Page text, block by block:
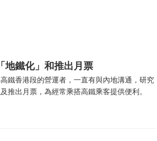
地鐵化」和推出月票
鐵香港段的營運者，一直有與內地溝通，研究
推出月票，為經常乘搭高鐵乘客提供便利。